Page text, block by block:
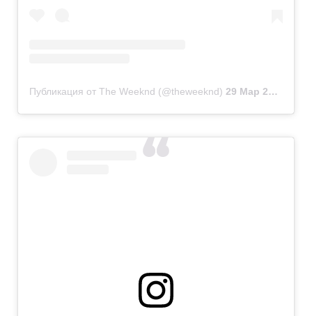
Публикация от The Weeknd (@theweeknd) 29 Мар 2020 в 1:57 PDT